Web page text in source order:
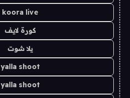
koora live
كورة لايف
يلا شوت
yalla shoot
yalla shoot